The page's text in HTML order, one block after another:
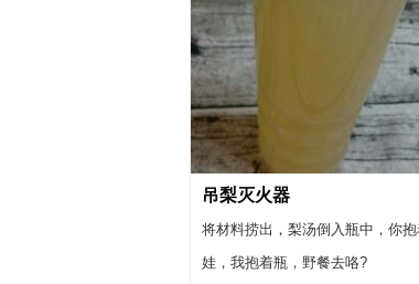
吊梨灭火器
将材料捞出，梨汤倒入瓶中，你
娃，我抱着瓶，野餐去咯?